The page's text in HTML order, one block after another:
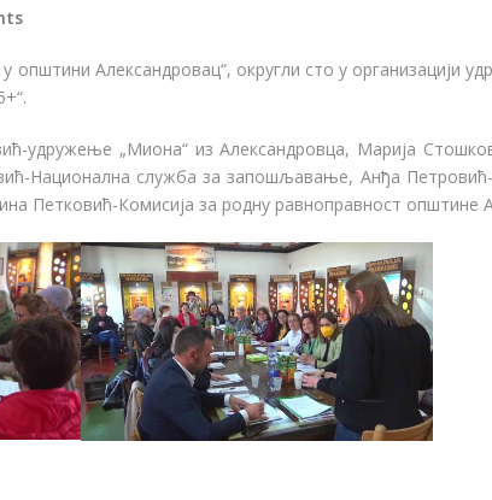
Александровац“, округли сто у организацији
удружење „Миона“ из Александровца, Марија
Национална служба за запошљавање, Анђа
Петковић-Комисија за родну равноправност општине